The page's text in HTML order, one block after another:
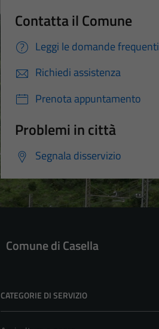
Contatta il Comune
Leggi le domande frequenti
Richiedi assistenza
Prenota appuntamento
Problemi in città
Segnala disservizio
Comune di Casella
CATEGORIE DI SERVIZIO